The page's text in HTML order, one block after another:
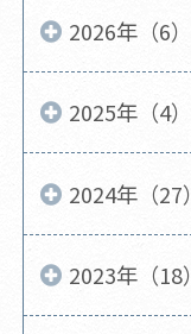
2026年（6）
2025年（4）
2024年（27）
2023年（18）